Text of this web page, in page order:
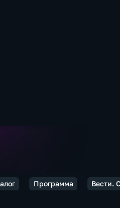
Программа Вести.